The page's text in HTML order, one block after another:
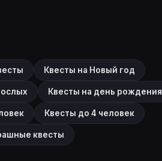
Квесты на Новый год
Квесты на день рождения
Квесты до 4 человек
квесты